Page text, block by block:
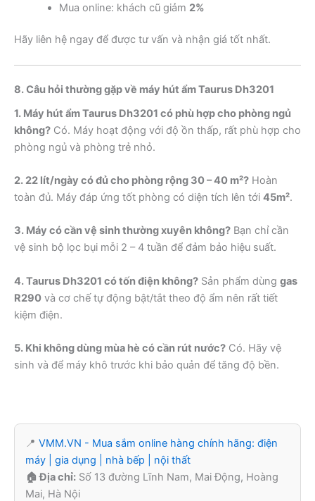
Mua online: khách cũ giảm 2%
Hãy liên hệ ngay để được tư vấn và nhận giá tốt nhất.
8. Câu hỏi thường gặp về máy hút ẩm Taurus Dh3201
1. Máy hút ẩm Taurus Dh3201 có phù hợp cho phòng ngủ
không? Có. Máy hoạt động với độ ồn thấp, rất phù hợp cho
phòng ngủ và phòng trẻ nhỏ.
2. 22 lít/ngày có đủ cho phòng rộng 30 – 40 m²? Hoàn
toàn đủ. Máy đáp ứng tốt phòng có diện tích lên tới 45m².
3. Máy có cần vệ sinh thường xuyên không? Bạn chỉ cần
vệ sinh bộ lọc bụi mỗi 2 – 4 tuần để đảm bảo hiệu suất.
4. Taurus Dh3201 có tốn điện không? Sản phẩm dùng gas
R290 và cơ chế tự động bật/tắt theo độ ẩm nên rất tiết
kiệm điện.
5. Khi không dùng mùa hè có cần rút nước? Có. Hãy vệ
sinh và để máy khô trước khi bảo quản để tăng độ bền.
📍 VMM.VN - Mua sắm online hàng chính hãng: điện
máy | gia dụng | nhà bếp | nội thất
🏠 Địa chỉ: Số 13 đường Lĩnh Nam, Mai Động, Hoàng
Mai, Hà Nội